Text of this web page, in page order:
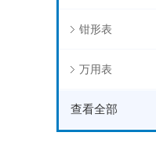
钳形表
万用表
查看全部